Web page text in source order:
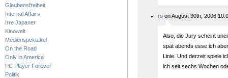
Glaubensfreiheit
Internal Affairs
Irre Japaner
Kinowelt
Medienspektakel
On the Road
Only in America
PC Player Forever
Politik
ro on August 30th, 2006
Also, die Jury scheint
spät abends esse ich
Linie. Und derzeit spiele
ich seit sechs Wochen